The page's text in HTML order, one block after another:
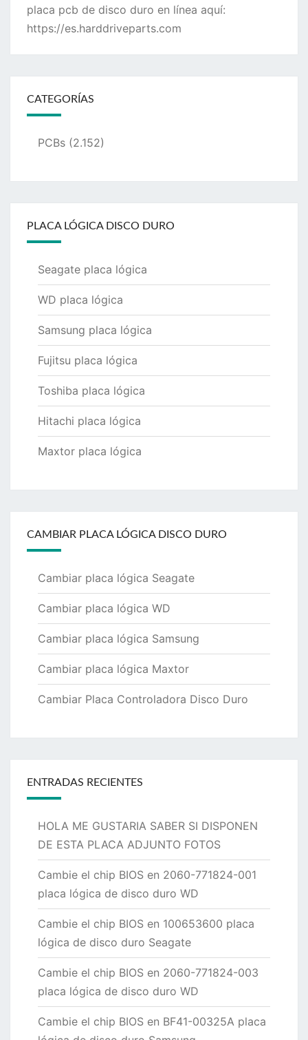
placa pcb de disco duro en línea aquí:
https://es.harddriveparts.com
CATEGORÍAS
PCBs (2.152)
PLACA LÓGICA DISCO DURO
Seagate placa lógica
WD placa lógica
Samsung placa lógica
Fujitsu placa lógica
Toshiba placa lógica
Hitachi placa lógica
Maxtor placa lógica
CAMBIAR PLACA LÓGICA DISCO DURO
Cambiar placa lógica Seagate
Cambiar placa lógica WD
Cambiar placa lógica Samsung
Cambiar placa lógica Maxtor
Cambiar Placa Controladora Disco Duro
ENTRADAS RECIENTES
HOLA ME GUSTARIA SABER SI DISPONEN
DE ESTA PLACA ADJUNTO FOTOS
Cambie el chip BIOS en 2060-771824-001
placa lógica de disco duro WD
Cambie el chip BIOS en 100653600 placa
lógica de disco duro Seagate
Cambie el chip BIOS en 2060-771824-003
placa lógica de disco duro WD
Cambie el chip BIOS en BF41-00325A placa